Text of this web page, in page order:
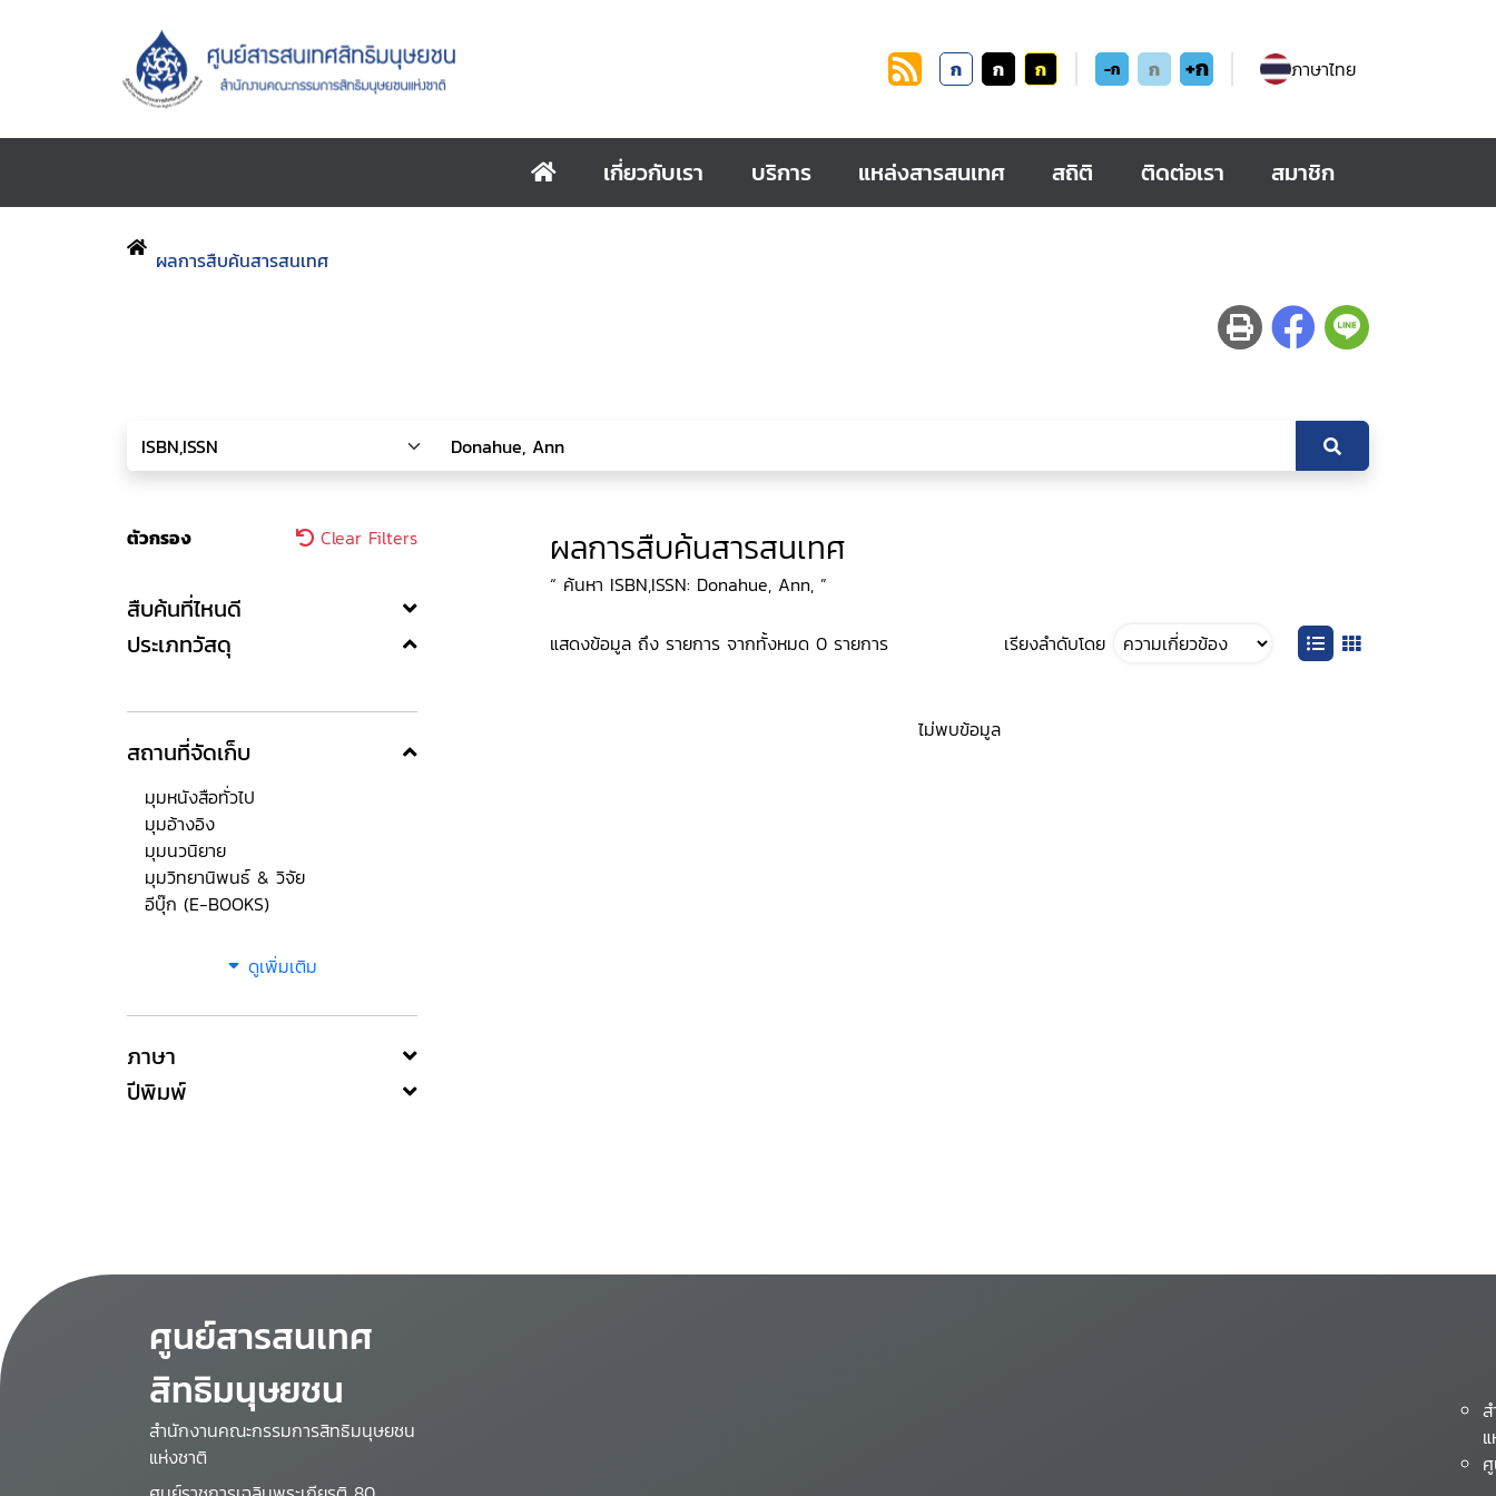
ก ก ก -ก ก +ก ภาษาไทย
เกี่ยวกับเรา บริการ แหล่งสารสนเทศ สถิติ ติดต่อเรา สมาชิก
ผลการสืบค้นสารสนเทศ
ตัวกรอง Clear Filters
สืบค้นที่ไหนดี
ประเภทวัสดุ
สถานที่จัดเก็บ
มุมหนังสือทั่วไป
มุมอ้างอิง
มุมนวนิยาย
มุมวิทยานิพนธ์ & วิจัย
อีบุ๊ก (E-BOOKS)
ดูเพิ่มเติม
ภาษา
ปีพิมพ์
ผลการสืบค้นสารสนเทศ
“ ค้นหา ISBN,ISSN: Donahue, Ann, ”
แสดงข้อมูล ถึง รายการ จากทั้งหมด 0 รายการ เรียงลำดับโดย
ไม่พบข้อมูล
ศูนย์สารสนเทศ
สิทธิมนุษยชน
สำนักงานคณะกรรมการสิทธิมนุษยชน
แห่งชาติ